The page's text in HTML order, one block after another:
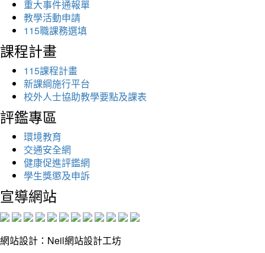
重大事件通報單
教學活動申請
115職課務選填
課程計畫
115課程計畫
新課綱施行平台
校外人士協助教學要點及課表
評鑑專區
環境教育
交通安全網
健康促進評鑑網
學生獎懲及申訴
宣導網站
網站設計：Neil網站設計工坊